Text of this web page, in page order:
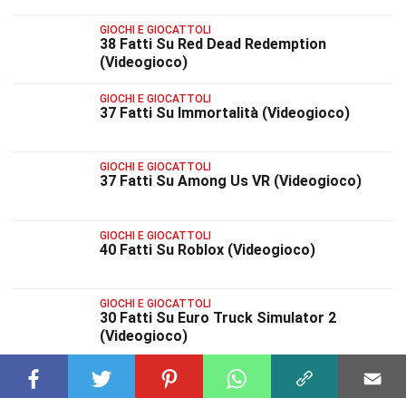
GIOCHI E GIOCATTOLI
38 Fatti Su Red Dead Redemption
(Videogioco)
GIOCHI E GIOCATTOLI
37 Fatti Su Immortalità (Videogioco)
GIOCHI E GIOCATTOLI
37 Fatti Su Among Us VR (Videogioco)
GIOCHI E GIOCATTOLI
40 Fatti Su Roblox (Videogioco)
GIOCHI E GIOCATTOLI
30 Fatti Su Euro Truck Simulator 2
(Videogioco)